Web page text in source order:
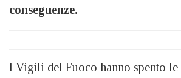
conseguenze.
I Vigili del Fuoco hanno spento le